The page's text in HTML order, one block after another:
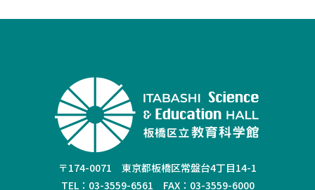
〒174-0071 東京都板橋区常盤台4丁目14-1
TEL：03-3559-6561 FAX：03-3559-6000